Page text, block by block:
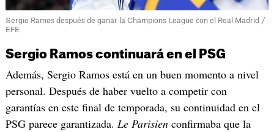
Sergio Ramos después de ganar la Champions League con el Real Madrid /
EFE
Sergio Ramos continuará en el PSG
Además, Sergio Ramos está en un buen momento a nivel
personal. Después de haber vuelto a competir con
garantías en este final de temporada, su continuidad en el
PSG parece garantizada. Le Parisienconfirmaba que la